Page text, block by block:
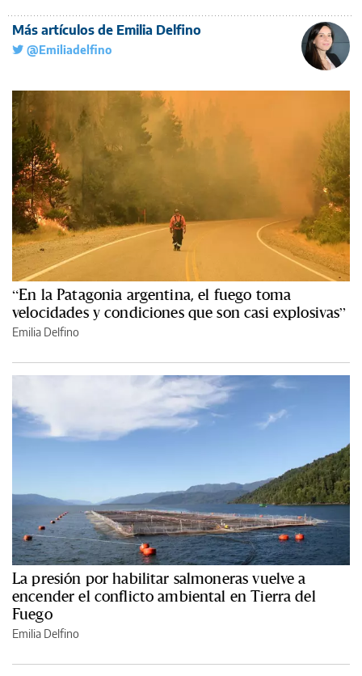
Más artículos de Emilia Delfino
@Emiliadelfino
“En la Patagonia argentina, el fuego toma
velocidades y condiciones que son casi explosivas”
Emilia Delfino
La presión por habilitar salmoneras vuelve a
encender el conflicto ambiental en Tierra del
Fuego
Emilia Delfino